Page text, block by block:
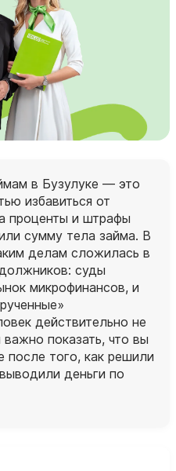
в Бузулуке — это
избавиться от
проценты и штрафы
сумму тела займа. В
делам сложилась в
суды
микрофинансов, и
действительно не
показать, что вы
после того, как решили
деньги по